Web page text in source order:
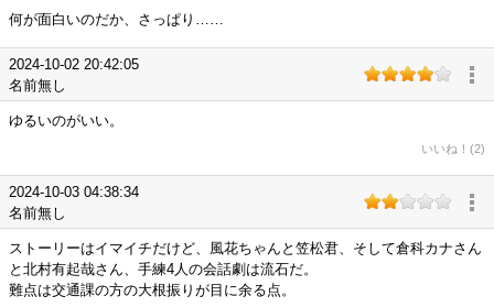
何が面白いのだか、さっぱり……
2024-10-02 20:42:05
名前無し
ゆるいのがいい。
いいね！(2)
2024-10-03 04:38:34
名前無し
ストーリーはイマイチだけど、風花ちゃんと笠松君、そして倉科カナさん
と北村有起哉さん、手練4人の会話劇は流石だ。
難点は交通課の方の大根振りが目に余る点。